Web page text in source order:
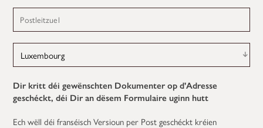
Postleitzuel
Dir kritt déi gewënschten Dokumenter op d'Adresse
geschéckt, déi Dir an dësem Formulaire uginn hutt
Ech wëll déi franséisch Versioun per Post geschéckt kréien